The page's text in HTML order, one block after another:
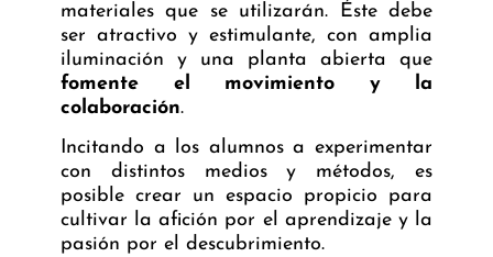
materiales que se utilizarán. Éste debe
ser atractivo y estimulante, con amplia
iluminación y una planta abierta que
fomente el movimiento y la
colaboración.
Incitando a los alumnos a experimentar
con distintos medios y métodos, es
posible crear un espacio propicio para
cultivar la afición por el aprendizaje y la
pasión por el descubrimiento.